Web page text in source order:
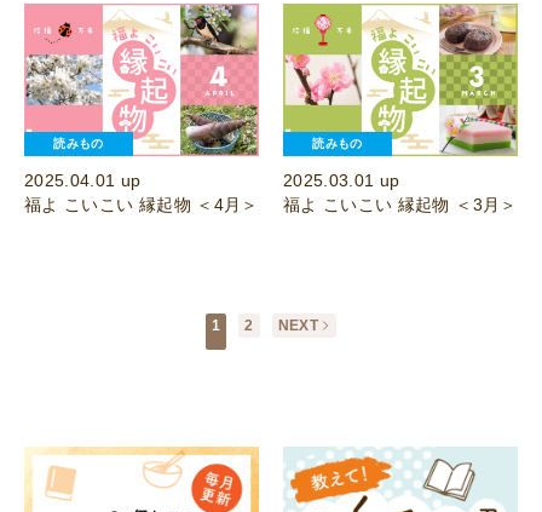
読みもの
2025.04.01 up
福よ こいこい 縁起物 ＜4月＞
読みもの
2025.03.01 up
福よ こいこい 縁起物 ＜3月＞
1 2 NEXT